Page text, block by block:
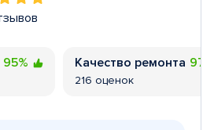
95% Качество ремонта
216 оценок